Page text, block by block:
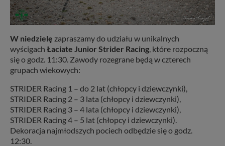
W niedzielę zapraszamy do udziału w unikalnych
wyścigach Łaciate Junior Strider Racing, które rozpoczną
się o godz. 11:30. Zawody rozegrane będą w czterech
grupach wiekowych:
STRIDER Racing 1 – do 2 lat (chłopcy i dziewczynki),
STRIDER Racing 2 – 3 lata (chłopcy i dziewczynki),
STRIDER Racing 3 – 4 lata (chłopcy i dziewczynki),
STRIDER Racing 4 – 5 lat (chłopcy i dziewczynki).
Dekoracja najmłodszych pociech odbędzie się o godz.
12:30.